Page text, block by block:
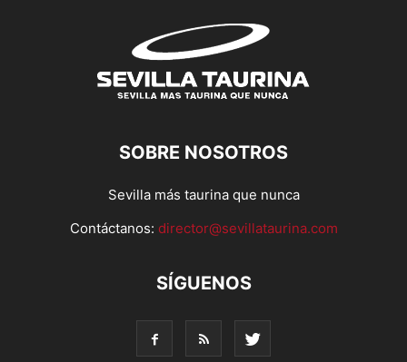
SOBRE NOSOTROS
Sevilla más taurina que nunca
Contáctanos: director@sevillataurina.com
SÍGUENOS